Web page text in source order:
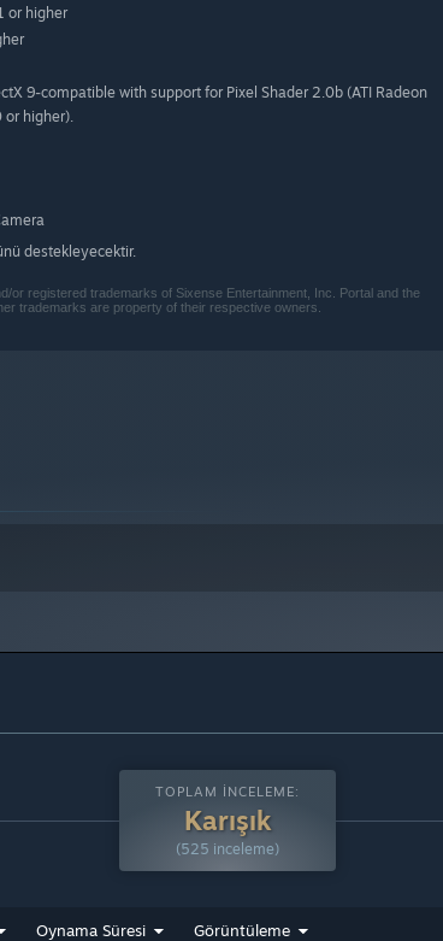
or higher
9-compatible with support for Pixel Shader 2.0b (ATI Radeon
or higher).
destekleyecektir.
registered trademarks of Sixense Entertainment, Inc. Portal and the
trademarks are property of their respective owners.
TOPLAM İNCELEME:
Karışık
(525 inceleme)
Oynama Süresi Görüntüleme